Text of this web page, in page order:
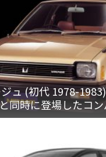
ュ (初代 1978-
同時に登場したコ